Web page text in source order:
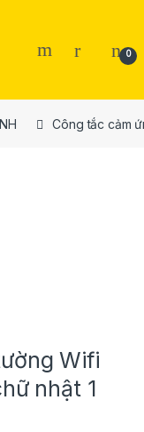
0
Công tắc cảm
Wifi
nhật 1